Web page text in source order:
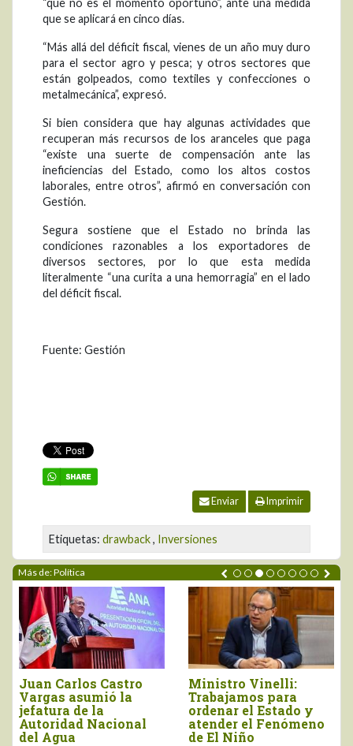
“que no es el momento oportuno”, ante una medida
que se aplicará en cinco días.
“Más allá del déficit fiscal, vienes de un año muy duro
para el sector agro y pesca; y otros sectores que
están golpeados, como textiles y confecciones o
metalmecánica”, expresó.
Si bien considera que hay algunas actividades que
recuperan más recursos de los aranceles que paga
“existe una suerte de compensación ante las
ineficiencias del Estado, como los altos costos
laborales, entre otros”, afirmó en conversación con
Gestión.
Segura sostiene que el Estado no brinda las
condiciones razonables a los exportadores de
diversos sectores, por lo que esta medida
literalmente “una curita a una hemorragia” en el lado
del déficit fiscal.
Fuente: Gestión
Enviar Imprimir
Etiquetas: drawback, Inversiones
Más de: Política
Gobierno simplificará
procesos para acceso
a créditos del Banco
Agropecuario
“Recuperar
presupuesto del
Midagri y negociar
aranceles con Estados
Unidos deben estar en